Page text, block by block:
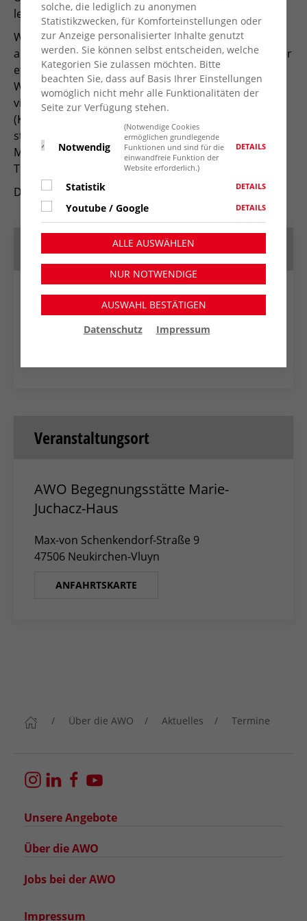
lebende Ukraine-Geflüchtete angedacht.
Was die Liebhaber maritimer Musikrichtungen
anbelangt, hat die AWO auf ihrem Sommerfest wieder
etwas Besonderes: der Shanty-Chor der
Wasserschutzpolizei Duisburg liefert ab 15 Uhr 2 ein-
viertelstündige Gesangs-Einlagen. Peter Schmidt
(Künstlername PeSch), der aus dem Ruhrgebiet
stammende Akkordeon-Spieler mit vielfältigsten
Musikangeboten, tritt ab 14 Uhr bis zum Abend als
Tisch-Musiker auf!
Der Eintritt ist frei.
Termin speichern
Google Kalender
Apple Kalender
Veranstaltungsort
AWO Begegnungsstätte Marie-
Juchacz-Haus
Max-von Schenkendorf-Straße 9
47506 Neukirchen-Vluyn
ANFAHRTSKARTE
Über die AWO Aktuelles Termine
Unsere Angebote
Über die AWO
Jobs bei der AWO
Impressum
solche, die lediglich zu anonymen
Statistikzwecken, für Komforteinstellungen oder
zur Anzeige personalisierter Inhalte genutzt
werden. Sie können selbst entscheiden, welche
Kategorien Sie zulassen möchten. Bitte
beachten Sie, dass auf Basis Ihrer Einstellungen
womöglich nicht mehr alle Funktionalitäten der
Seite zur Verfügung stehen.
Notwendig
(Notwendige Cookies
ermöglichen grundlegende
Funktionen und sind für die
einwandfreie Funktion der
Website erforderlich.)
DETAILS
Statistik DETAILS
Youtube / Google DETAILS
ALLE AUSWÄHLEN
NUR NOTWENDIGE
AUSWAHL BESTÄTIGEN
Datenschutz
Impressum